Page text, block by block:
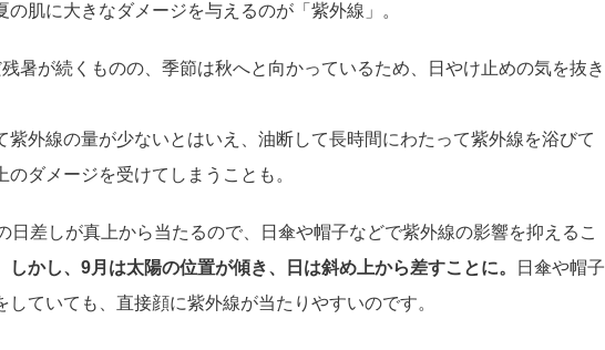
の肌に大きなダメージを与えるのが「紫外線」。
暑が続くものの、季節は秋へと向かっているため、日やけ止めの気を抜き
紫外線の量が少ないとはいえ、油断して長時間にわたって紫外線を浴びて
のダメージを受けてしまうことも。
日差しが真上から当たるので、日傘や帽子などで紫外線の影響を抑えるこ
しかし、9月は太陽の位置が傾き、日は斜め上から差すことに。
日傘や帽子
していても、直接顔に紫外線が当たりやすいのです。